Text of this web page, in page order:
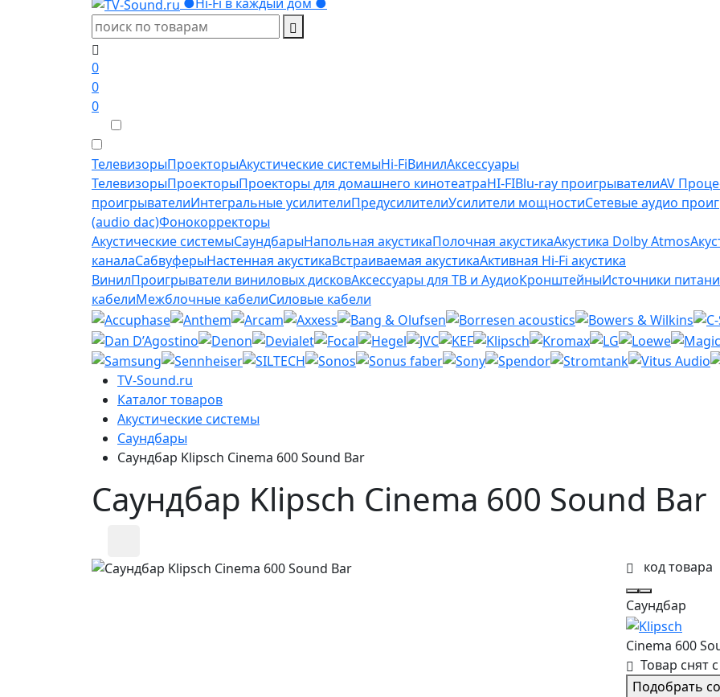
●Hi-Fi в каждый дом ●
0
0
0
ТелевизорыПроекторыАкустические системыHi-FiВинилАксессуары
ТелевизорыПроекторыПроекторы для домашнего кинотеатраHI-FIBlu-ray проигрывателиAV
проигрывателиИнтегральные усилителиПредусилителиУсилители мощностиСетевые аудио
(audio dac)Фонокорректоры
Акустические системыСаундбарыНапольная акустикаПолочная акустикаАкустика Dolby Atmos
каналаСабвуферыНастенная акустикаВстраиваемая акустикаАктивная Hi-Fi акустика
ВинилПроигрыватели виниловых дисковАксессуары для ТВ и АудиоКронштейныИсточники
кабелиМежблочные кабелиСиловые кабели
TV-Sound.ru
Каталог товаров
Акустические системы
Саундбары
Саундбар Klipsch Cinema 600 Sound Bar
Саундбар Klipsch Cinema 600 Sound Bar
код товара
Саундбар
Cinema 600
Товар снят
Подобрать